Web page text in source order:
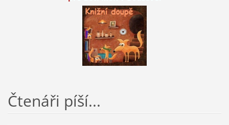
Čtenáři píší...